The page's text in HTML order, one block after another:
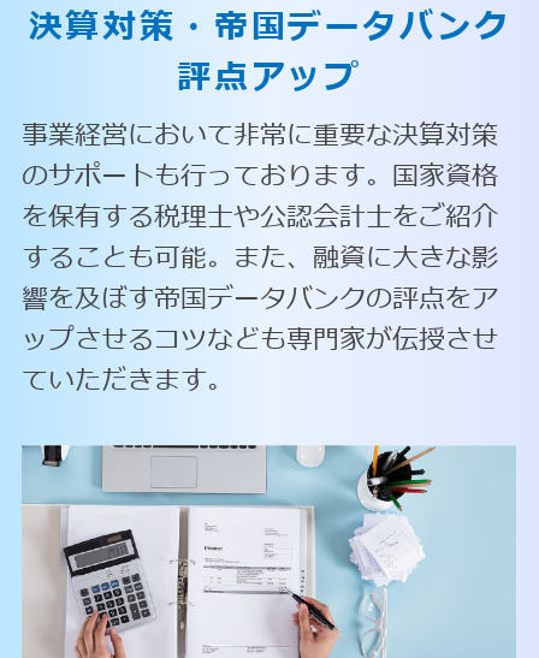
決算対策・ 帝国データバンク
評点アップ
事業経営において非常に重要な決算対策
のサポートも行っております。国家資格
を保有する税理士や公認会計士をご紹介
することも可能。また、融資に大きな影
響を及ぼす帝国データバンクの評点をア
ップさせるコツなども専門家が伝授させ
ていただきます。